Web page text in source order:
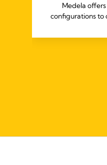
Medela
configurations to